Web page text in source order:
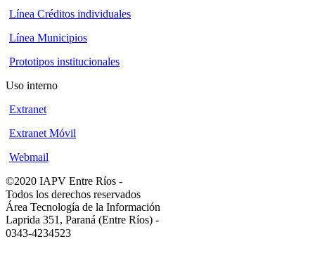
Línea Créditos individuales
Línea Municipios
Prototipos institucionales
Uso interno
Extranet
Extranet Móvil
Webmail
©2020 IAPV Entre Ríos -
Todos los derechos reservados
Área Tecnología de la Información
Laprida 351, Paraná (Entre Ríos) -
0343-4234523